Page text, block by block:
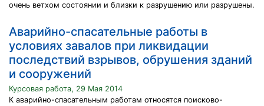
очень ветхом состоянии и близки к разрушению или разрушены.
Аварийно-спасательные работы в
условиях завалов при ликвидации
последствий взрывов, обрушения зданий
и сооружений
Курсовая работа, 29 Мая 2014
К аварийно-спасательным работам относятся поисково-